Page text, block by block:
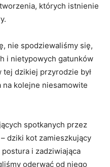
których istnienie
nie spodziewaliśmy się,
i nietypowych gatunków
dzikiej przyrodzie był
na kolejne niesamowite
spotkanych przez
dziki kot zamieszkujący
i zadziwiająca
oderwać od niego